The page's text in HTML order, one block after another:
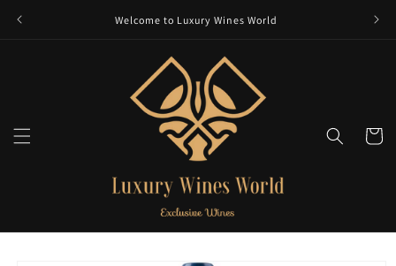
Welcome to Luxury Wines World
Panier